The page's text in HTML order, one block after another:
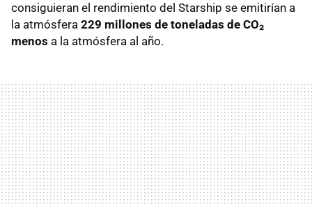
consiguieran el rendimiento del Starship se emitirían a
la atmósfera 229 millones de toneladas de CO₂
menos a la atmósfera al año.